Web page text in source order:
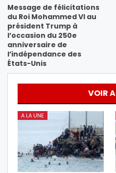
Message de félicitations
du Roi Mohammed VI au
président Trump à
l’occasion du 250e
anniversaire de
l’indépendance des
États-Unis
VOIR
A LA UNE